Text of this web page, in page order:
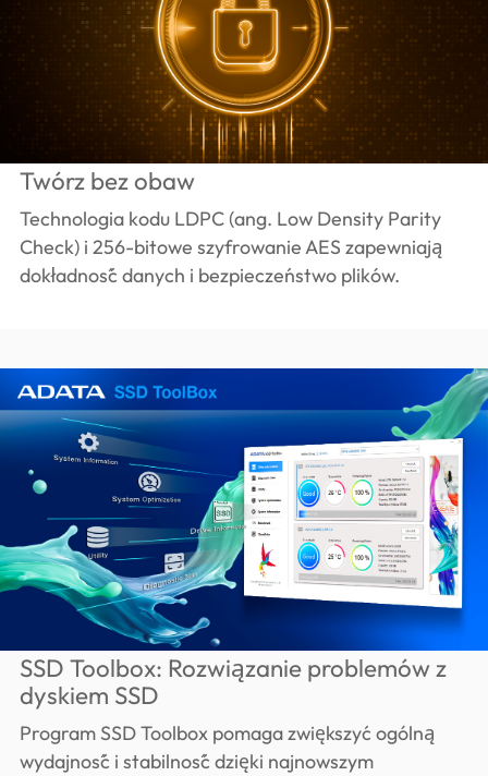
Twórz bez obaw
Technologia kodu LDPC (ang. Low Density Parity
Check) i 256-bitowe szyfrowanie AES zapewniają
dokładność danych i bezpieczeństwo plików.
SSD Toolbox: Rozwiązanie problemów z
dyskiem SSD
Program SSD Toolbox pomaga zwiększyć ogólną
wydajność i stabilność dzięki najnowszym